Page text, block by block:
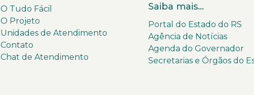
O Tudo Fácil
O Projeto
Unidades de Atendimento
Contato
Chat de Atendimento
Saiba mais...
Portal do Estado do RS
Agência de Notícias
Agenda do Governador
Secretarias e Órgãos do